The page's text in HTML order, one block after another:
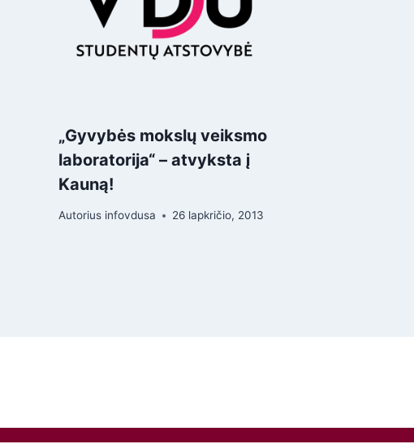
„Gyvybės mokslų veiksmo
laboratorija“ – atvyksta į
Kauną!
Autorius infovdusa 26 lapkričio, 2013